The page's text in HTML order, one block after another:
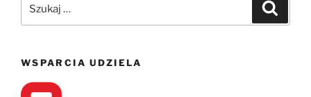
WSPARCIA UDZIELA